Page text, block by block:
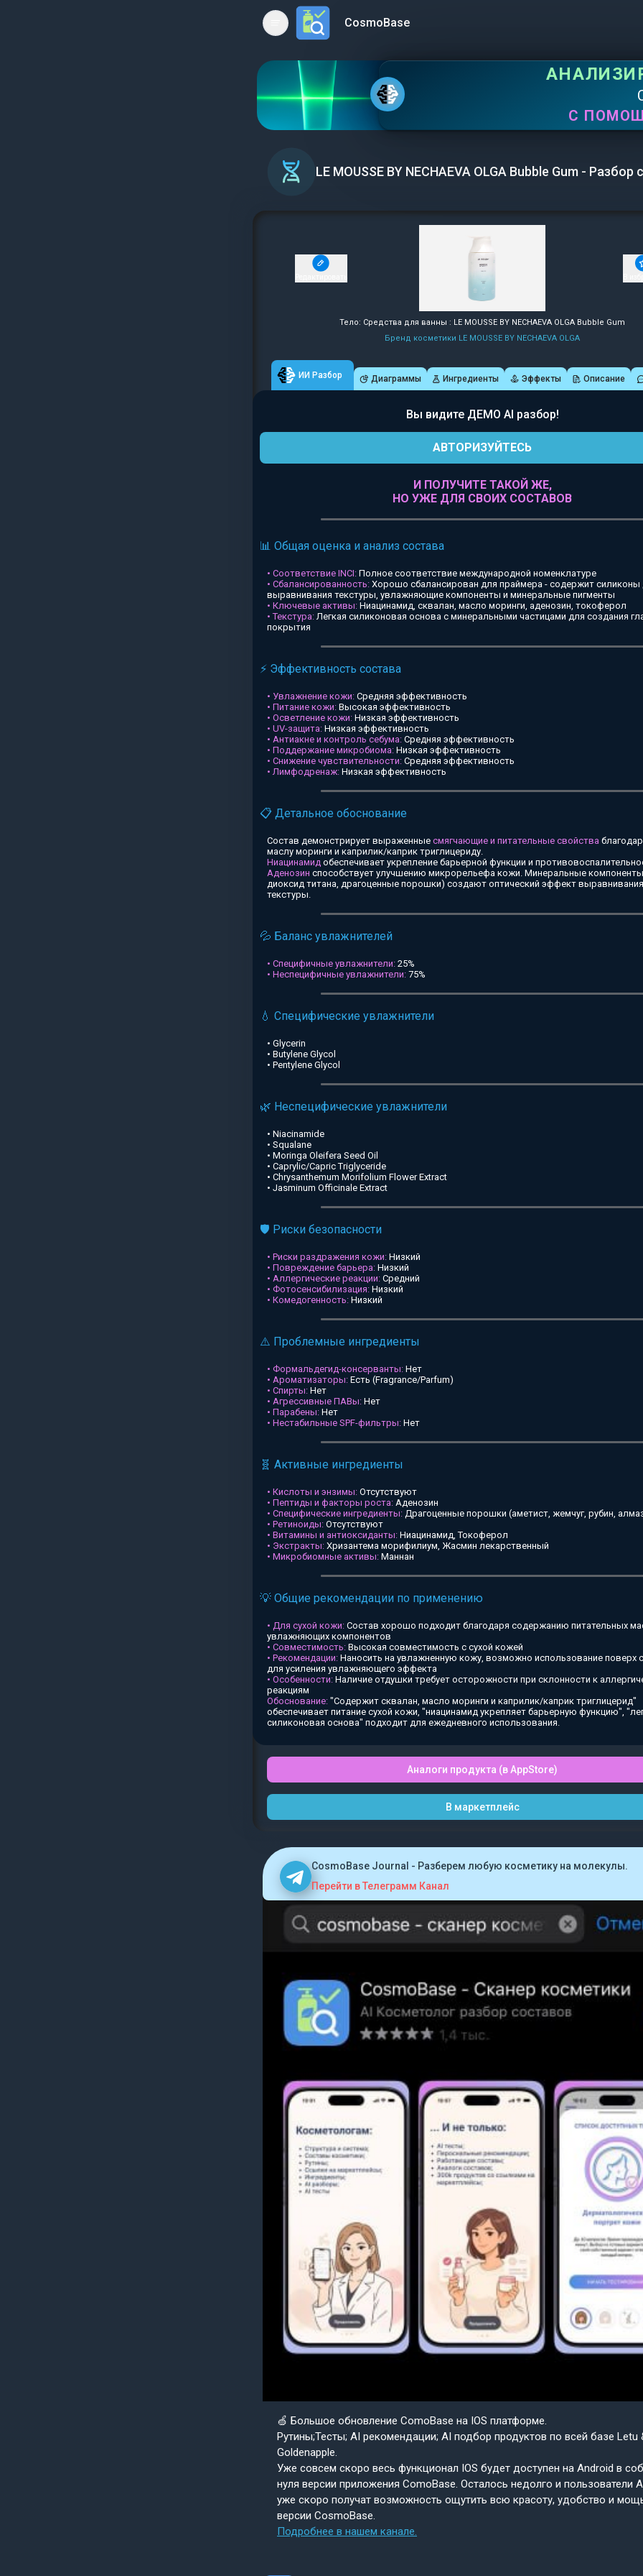
Open main menuCosmoBase
С
LE MOUSSE BY NECHAEVA OLGA Bubble Gum - Разбор
Тело: Средства для ванны : LE MOUSSE BY NECHAEVA OLGA Bubble Gum
Бренд косметики LE MOUSSE BY NECHAEVA OLGA
ИИ Разбор Диаграммы Ингредиенты Эффекты Описание
Вы видите ДЕМО AI разбор!
АВТОРИЗУЙТЕСЬ
И ПОЛУЧИТЕ ТАКОЙ ЖЕ,
НО УЖЕ ДЛЯ СВОИХ СОСТАВОВ
📊 Общая оценка и анализ состава
• Соответствие INCI: Полное соответствие международной номенклатуре
• Сбалансированность: Хорошо сбалансирован для праймера - содержит силиконы
выравнивания текстуры, увлажняющие компоненты и минеральные пигменты
• Ключевые активы: Ниацинамид, сквалан, масло моринги, аденозин, токоферол
• Текстура:Легкая силиконовая основа с минеральными частицами для создания
покрытия
⚡ Эффективность состава
• Увлажнение кожи: Средняя эффективность
• Питание кожи: Высокая эффективность
• Осветление кожи: Низкая эффективность
• UV-защита: Низкая эффективность
• Антиакне и контроль себума: Средняя эффективность
• Поддержание микробиома: Низкая эффективность
• Снижение чувствительности: Средняя эффективность
• Лимфодренаж: Низкая эффективность
📋 Детальное обоснование
Состав демонстрирует выраженные смягчающие и питательные свойства
маслу моринги и каприлик/каприк триглицериду.
Ниацинамид обеспечивает укрепление барьерной функции и
Аденозин способствует улучшению микрорельефа кожи. Минеральные
диоксид титана, драгоценные порошки) создают оптический эффект
текстуры.
💦 Баланс увлажнителей
• Специфичные увлажнители: 25%
• Неспецифичные увлажнители: 75%
💧 Специфические увлажнители
• Glycerin
• Butylene Glycol
• Pentylene Glycol
🌿 Неспецифические увлажнители
• Niacinamide
• Squalane
• Moringa Oleifera Seed Oil
• Caprylic/Capric Triglyceride
• Chrysanthemum Morifolium Flower Extract
• Jasminum Officinale Extract
🛡️ Риски безопасности
• Риски раздражения кожи: Низкий
• Повреждение барьера: Низкий
• Аллергические реакции: Средний
• Фотосенсибилизация: Низкий
• Комедогенность: Низкий
⚠️ Проблемные ингредиенты
• Формальдегид-консерванты: Нет
• Ароматизаторы: Есть (Fragrance/Parfum)
• Спирты: Нет
• Агрессивные ПАВы: Нет
• Парабены: Нет
• Нестабильные SPF-фильтры: Нет
🧬 Активные ингредиенты
• Кислоты и энзимы: Отсутствуют
• Пептиды и факторы роста: Аденозин
• Специфические ингредиенты: Драгоценные порошки (аметист, жемчуг, рубин,
• Ретиноиды: Отсутствуют
• Витамины и антиоксиданты: Ниацинамид, Токоферол
• Экстракты: Хризантема морифилиум, Жасмин лекарственный
• Микробиомные активы: Маннан
💡 Общие рекомендации по применению
• Для сухой кожи: Состав хорошо подходит благодаря содержанию питательных
увлажняющих компонентов
• Совместимость: Высокая совместимость с сухой кожей
• Рекомендации: Наносить на увлажненную кожу, возможно использование поверх
для усиления увлажняющего эффекта
• Особенности: Наличие отдушки требует осторожности при склонности к
реакциям
Обоснование: "Содержит сквалан, масло моринги и каприлик/каприк триглицерид"
обеспечивает питание сухой кожи, "ниацинамид укрепляет барьерную функцию",
силиконовая основа" подходит для ежедневного использования.
Аналоги продукта (в AppStore)
В маркетплейс
CosmoBase Journal - Разберем любую косметику на молекулы.
Перейти в Телеграмм Канал
🍏 Большое обновление ComoBase на IOS платформе.
Рутины;Тесты; AI рекомендации; AI подбор продуктов по всей базе Letu
Goldenapple.
Уже совсем скоро весь функционал IOS будет доступен на Android в
нуля версии приложения ComoBase. Осталось недолго и пользователи
уже скоро получат возможность ощутить всю красоту, удобство и
версии CosmoBase.
Подробнее в нашем канале.